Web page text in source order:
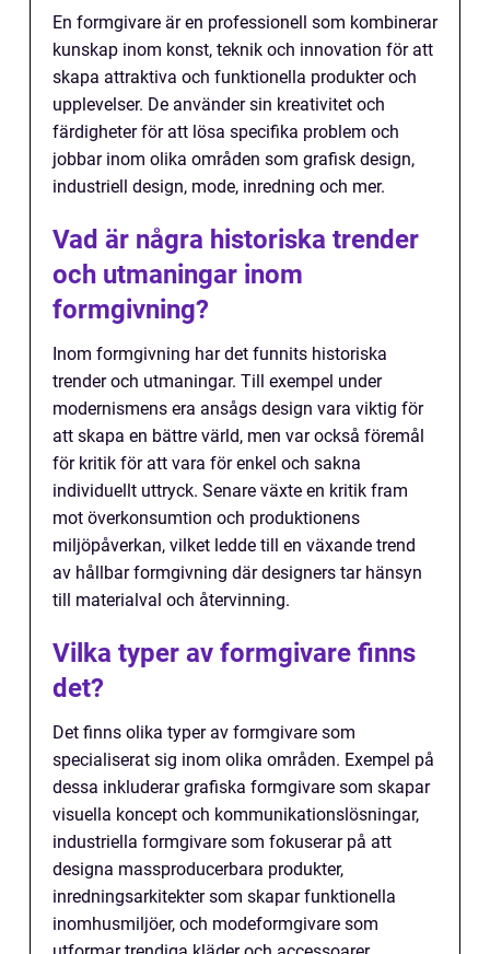
En formgivare är en professionell som kombinerar
kunskap inom konst, teknik och innovation för att
skapa attraktiva och funktionella produkter och
upplevelser. De använder sin kreativitet och
färdigheter för att lösa specifika problem och
jobbar inom olika områden som grafisk design,
industriell design, mode, inredning och mer.
Vad är några historiska trender
och utmaningar inom
formgivning?
Inom formgivning har det funnits historiska
trender och utmaningar. Till exempel under
modernismens era ansågs design vara viktig för
att skapa en bättre värld, men var också föremål
för kritik för att vara för enkel och sakna
individuellt uttryck. Senare växte en kritik fram
mot överkonsumtion och produktionens
miljöpåverkan, vilket ledde till en växande trend
av hållbar formgivning där designers tar hänsyn
till materialval och återvinning.
Vilka typer av formgivare finns
det?
Det finns olika typer av formgivare som
specialiserat sig inom olika områden. Exempel på
dessa inkluderar grafiska formgivare som skapar
visuella koncept och kommunikationslösningar,
industriella formgivare som fokuserar på att
designa massproducerbara produkter,
inredningsarkitekter som skapar funktionella
inomhusmiljöer, och modeformgivare som